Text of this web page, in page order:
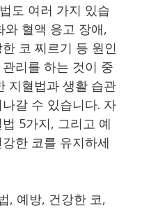
도 여러 가지 있습
와 혈액 응고 장애,
코 찌르기 등 원인
리를 하는 것이 중
지혈법과 생활 습관
갈 수 있습니다. 자
5가지, 그리고 예
한 코를 유지하세
, 예방, 건강한 코,